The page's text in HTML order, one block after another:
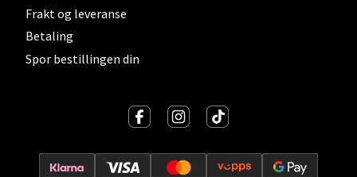
Frakt og leveranse
Betaling
Spor bestillingen din
Oslo - Thon Senter Storo
Vitaminveien 7 - 9, 0485 Oslo